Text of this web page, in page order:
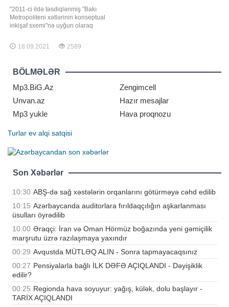
"2011-ci ildə təsdiqlənmiş "Bakı
Metropoliteni xətlərinin konseptual
inkişaf sxemi"nə uyğun olaraq
77-dək artırılacaq. Hazırda metroda
26 stansiya var. Yəni hələ 51
veriləcək. Ümumilikdə, Bakı
metrosu 5 ayrı xəttdən ibarə
18.09.2021 2589
BÖLMƏLƏR
Mp3.BiG.Az
Zengimcell
Unvan.az
Hazır mesajlar
Mp3 yukle
Hava proqnozu
Turlar ev alqi satqisi
Son Xəbərlər
10:30 ABŞ-də sağ xəstələrin orqanlarını götürməyə cəhd edilib
10:15 Azərbaycanda auditorlara fırıldaqçılığın aşkarlanması
üsulları öyrədilib
10:00 Əraqçi: İran və Oman Hörmüz boğazında yeni gəmiçilik
marşrutu üzrə razılaşmaya yaxındır
00:29 Avqustda MÜTLƏQ ALIN - Sonra tapmayacaqsınız
00:27 Pensiyalarla bağlı İLK DƏFƏ AÇIQLANDI - Dəyişiklik
edilir?
00:25 Regionda hava soyuyur: yağış, külək, dolu başlayır -
TARİX AÇIQLANDI